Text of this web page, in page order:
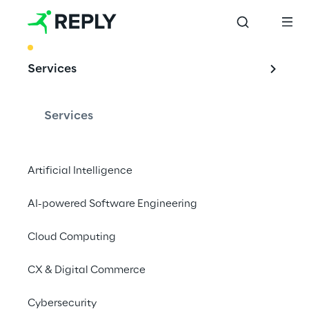
Services
Services
Artificial Intelligence
AI-powered Software Engineering
Cloud Computing
CX & Digital Commerce
Cybersecurity
Impulsionando a
adoção do Copilot
diferentes níveis de prontidão para a